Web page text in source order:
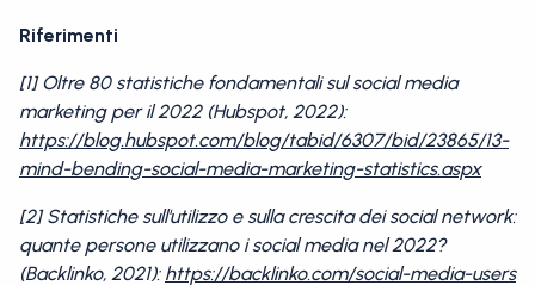
Riferimenti
[1] Oltre 80 statistiche fondamentali sul social media
marketing per il 2022 (Hubspot, 2022):
https://blog.hubspot.com/blog/tabid/6307/bid/23865/13-
mind-bending-social-media-marketing-statistics.aspx
[2] Statistiche sull'utilizzo e sulla crescita dei social network:
quante persone utilizzano i social media nel 2022?
(Backlinko, 2021): https://backlinko.com/social-media-users